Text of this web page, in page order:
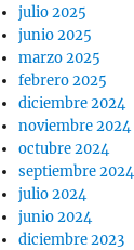
julio 2025
junio 2025
marzo 2025
febrero 2025
diciembre 2024
noviembre 2024
octubre 2024
septiembre 2024
julio 2024
junio 2024
diciembre 2023